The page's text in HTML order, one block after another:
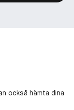
också hämta dina